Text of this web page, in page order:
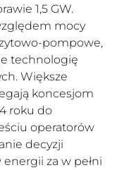
1,5 GW.
mocy
pompowe,
technologię
Większe
koncesjom
roku do
operatorów
decyzji
energii za w pełni